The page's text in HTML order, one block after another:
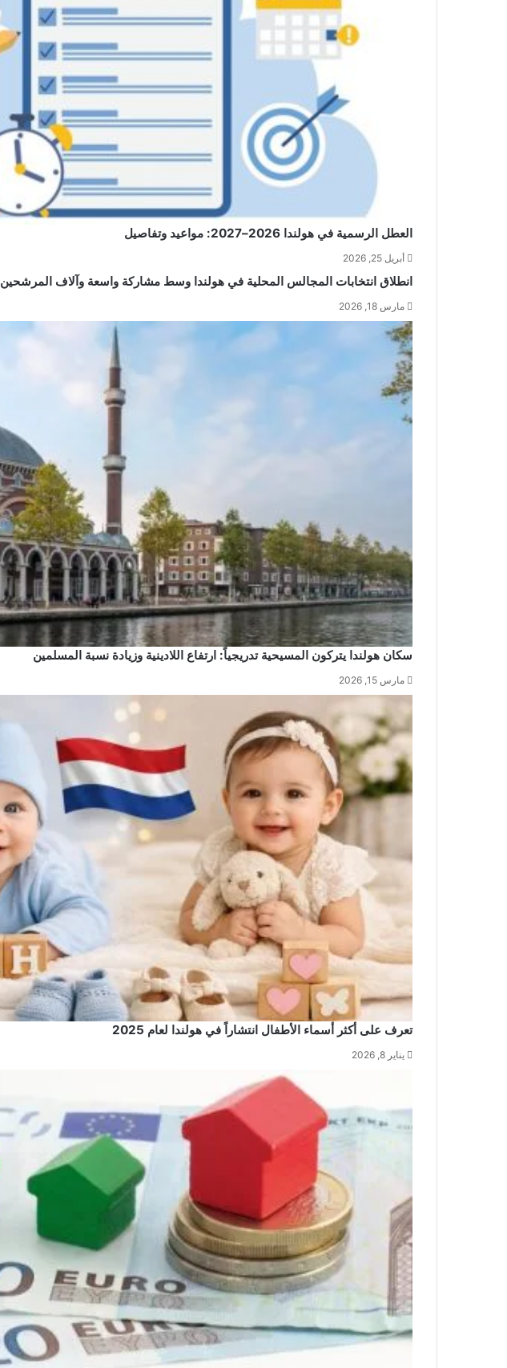
العطل الرسمية في هولندا 2026–2027: مواعيد وتفاصيل
أبريل 25, 2026
انطلاق انتخابات المجالس المحلية في هولندا وسط مشاركة واسعة وآلاف المرشحين
مارس 18, 2026
سكان هولندا يتركون المسيحية تدريجياً: ارتفاع اللادينية وزيادة نسبة المسلمين
مارس 15, 2026
تعرف على أكثر أسماء الأطفال انتشاراً في هولندا لعام 2025
يناير 8, 2026